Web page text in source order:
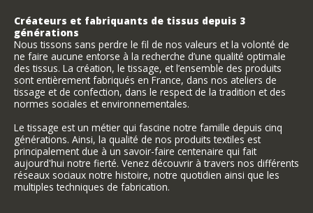
Créateurs et fabriquants de tissus depuis 3
générations
Nous tissons sans perdre le fil de nos valeurs et la volonté de
ne faire aucune entorse à la recherche d’une qualité optimale
des tissus. La création, le tissage, et l’ensemble des produits
sont entièrement fabriqués en France, dans nos ateliers de
tissage et de confection, dans le respect de la tradition et des
normes sociales et environnementales.
Le tissage est un métier qui fascine notre famille depuis cinq
générations. Ainsi, la qualité de nos produits textiles est
principalement due à un savoir-faire centenaire qui fait
aujourd'hui notre fierté. Venez découvrir à travers nos différents
réseaux sociaux notre histoire, notre quotidien ainsi que les
multiples techniques de fabrication.